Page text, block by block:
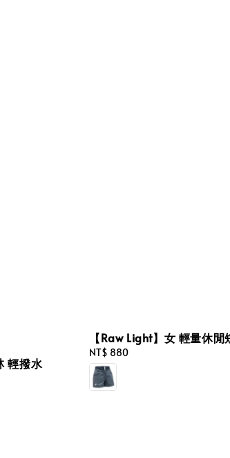
輕撥水
【Raw Light】女 輕量休閒
Regular
price
NT$ 880